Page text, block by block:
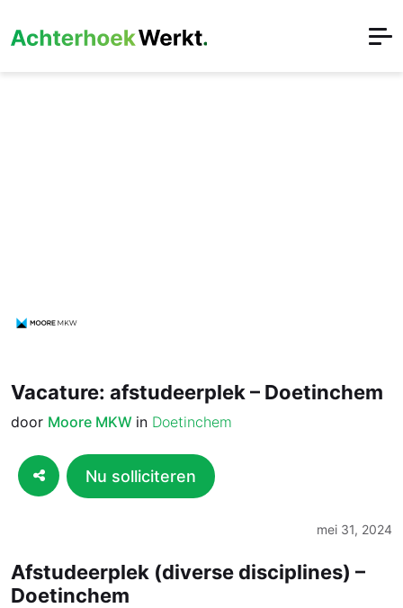
Vacature: afstudeerplek – Doetinchem
door Moore MKW in Doetinchem
Nu solliciteren
mei 31, 2024
Afstudeerplek (diverse disciplines) –
Doetinchem